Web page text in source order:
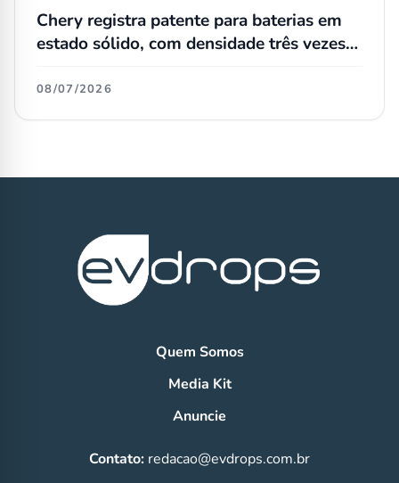
Chery registra patente para baterias em
estado sólido, com densidade três vezes
08/07/2026
Quem Somos
Media Kit
Anuncie
Contato: redacao@evdrops.com.br